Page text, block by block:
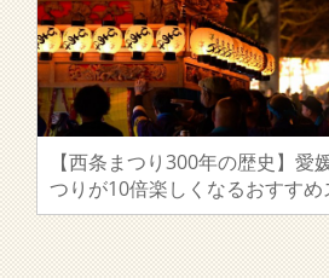
【西条まつり300年の歴史】愛
つりが10倍楽しくなるおすすめ